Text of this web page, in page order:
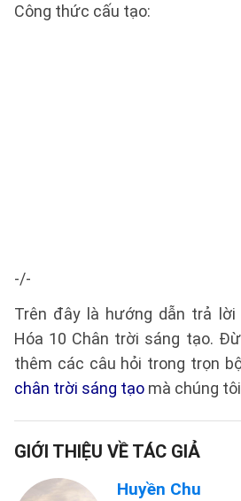
Công thức cấu tạo:
-/-
Trên đây là hướng dẫn trả lời
Hóa 10 Chân trời sáng tạo.
thêm các câu hỏi trong trọn
chân trời sáng tạo mà chúng
GIỚI THIỆU VỀ TÁC GIẢ
Huyền Chu